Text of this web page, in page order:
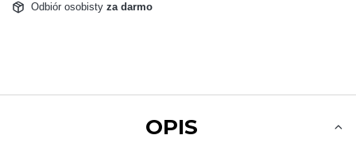
Odbiór osobisty za darmo
OPIS